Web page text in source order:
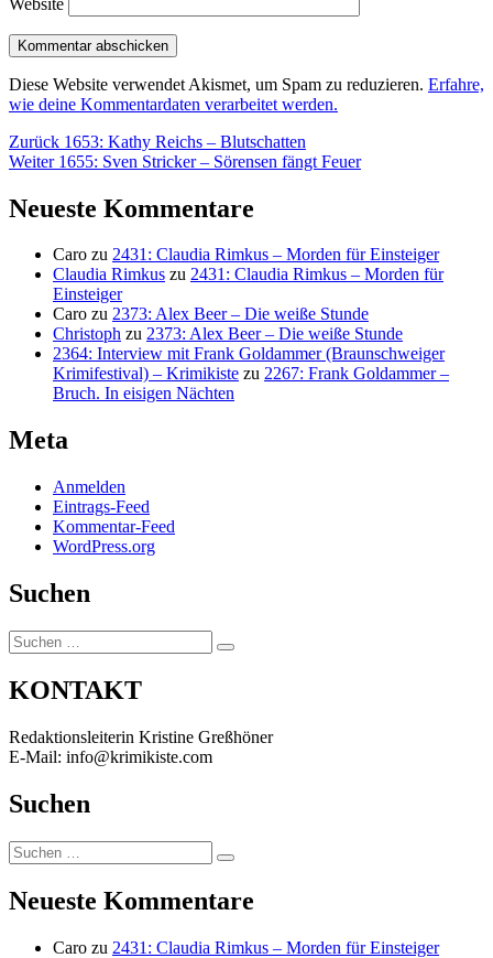
Diese Website verwendet Akismet, um Spam zu reduzieren. Erfahre,
wie deine Kommentardaten verarbeitet werden.
Beitragsnavigation
Zurück Vorheriger
Beitrag:
1653: Kathy Reichs – Blutschatten
Weiter Nächster
1655: Sven Stricker – Sörensen fängt Feuer
Neueste Kommentare
Caro zu 2431: Claudia Rimkus – Morden für Einsteiger
Claudia Rimkus zu 2431: Claudia Rimkus – Morden für
Einsteiger
Caro zu 2373: Alex Beer – Die weiße Stunde
Christoph zu 2373: Alex Beer – Die weiße Stunde
2364: Interview mit Frank Goldammer (Braunschweiger
Krimifestival) – Krimikiste zu 2267: Frank Goldammer –
Bruch. In eisigen Nächten
Meta
Anmelden
Eintrags-Feed
Kommentar-Feed
WordPress.org
Suchen
Suchen
nach:
Suchen
KONTAKT
Redaktionsleiterin Kristine Greßhöner
E-Mail: info@krimikiste.com
Suchen
Suchen
nach:
Suchen
Neueste Kommentare
Caro zu 2431: Claudia Rimkus – Morden für Einsteiger